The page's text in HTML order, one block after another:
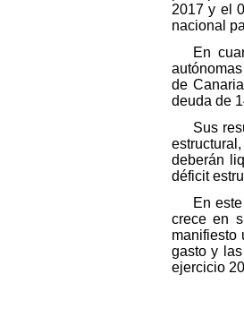
2017 y el
nacional
En
de
deuda de
Sus
deberán
déficit
En
crece en
manifiesto
gasto y
ejercicio